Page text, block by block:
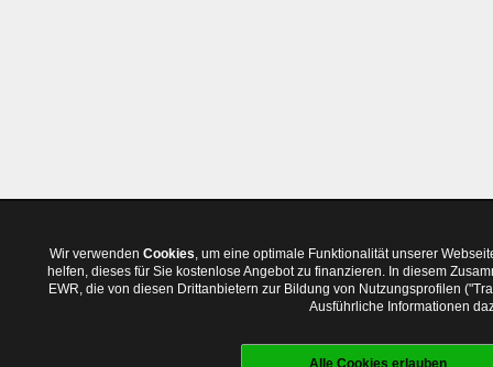
Wir verwenden Cookies, um eine optimale Funktionalität unserer
helfen, dieses für Sie kostenlose Angebot zu finanzieren. In diesem
EWR, die von diesen Drittanbietern zur Bildung von Nutzungsprofilen
Ausführliche Informationen
Alle Cookies erlauben